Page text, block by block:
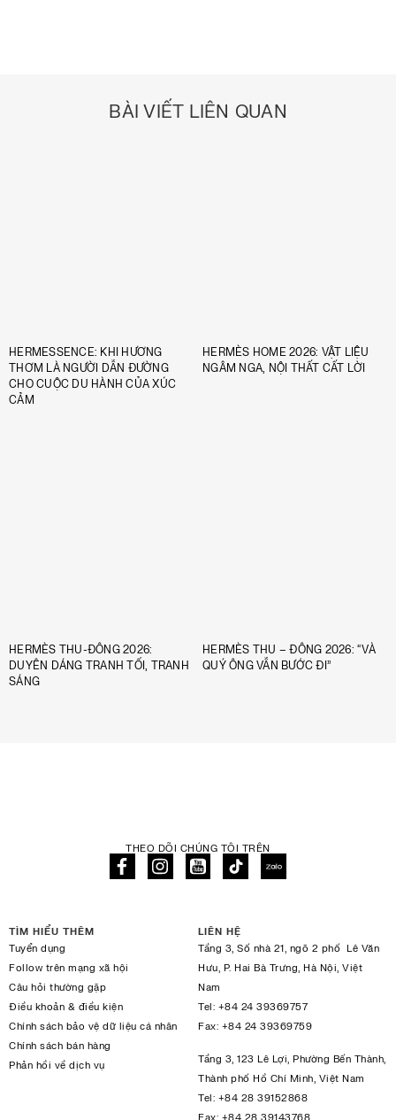
BÀI VIẾT LIÊN QUAN
HERMESSENCE: KHI HƯƠNG
THƠM LÀ NGƯỜI DẪN ĐƯỜNG
CHO CUỘC DU HÀNH CỦA XÚC
CẢM
HERMÈS HOME 2026: VẬT LIỆU
NGÂM NGA, NỘI THẤT CẤT LỜI
HERMÈS THU-ĐÔNG 2026:
DUYÊN DÁNG TRANH TỐI, TRANH
SÁNG
HERMÈS THU – ĐÔNG 2026: “VÀ
QUÝ ÔNG VẪN BƯỚC ĐI”
THEO DÕI CHÚNG TÔI TRÊN
TÌM HIỂU THÊM
Tuyển dụng
Follow trên mạng xã hội
Câu hỏi thường gặp
Điều khoản & điều kiện
Chính sách bảo vệ dữ liệu cá nhân
Chính sách bán hàng
Phản hồi về dịch vụ
LIÊN HỆ
Tầng 3, Số nhà 21, ngõ 2 phố Lê Văn
Hưu, P. Hai Bà Trưng, Hà Nội, Việt
Nam
Tel: +84 24 39369757
Fax: +84 24 39369759
Tầng 3, 123 Lê Lợi, Phường Bến Thành,
Thành phố Hồ Chí Minh, Việt Nam
Tel: +84 28 39152868